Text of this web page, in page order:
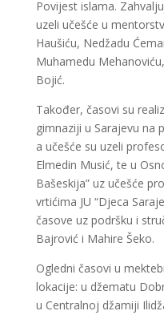
Povijest islama.
uzeli učešće u
Haušiću, Nedžadu
Muhamedu
Bojić.
Također, časovi su
gimnaziji u Sarajevu na
a učešće su uzeli
Elmedin Musić, te u
Bašeskija” uz učešće
vrtićima JU “Djeca
časove uz podršku i
Bajrović i Mahire Šeko.
Ogledni časovi u
lokacije: u džematu
u Centralnoj džamiji